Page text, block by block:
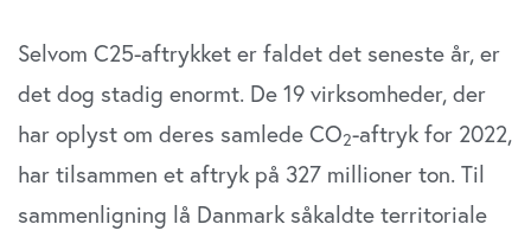
Selvom C25-aftrykket er faldet det seneste år, er
det dog stadig enormt. De 19 virksomheder, der
har oplyst om deres samlede CO2-aftryk for 2022,
har tilsammen et aftryk på 327 millioner ton. Til
sammenligning lå Danmark såkaldte territoriale